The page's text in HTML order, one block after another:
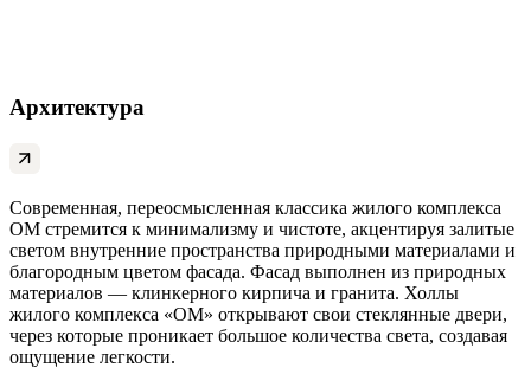
Архитектура
Современная, переосмысленная классика жилого комплекса
ОМ стремится к минимализму и чистоте, акцентируя залитые
светом внутренние пространства природными материалами и
благородным цветом фасада. Фасад выполнен из природных
материалов — клинкерного кирпича и гранита. Холлы
жилого комплекса «ОМ» открывают свои стеклянные двери,
через которые проникает большое количества света, создавая
ощущение легкости.